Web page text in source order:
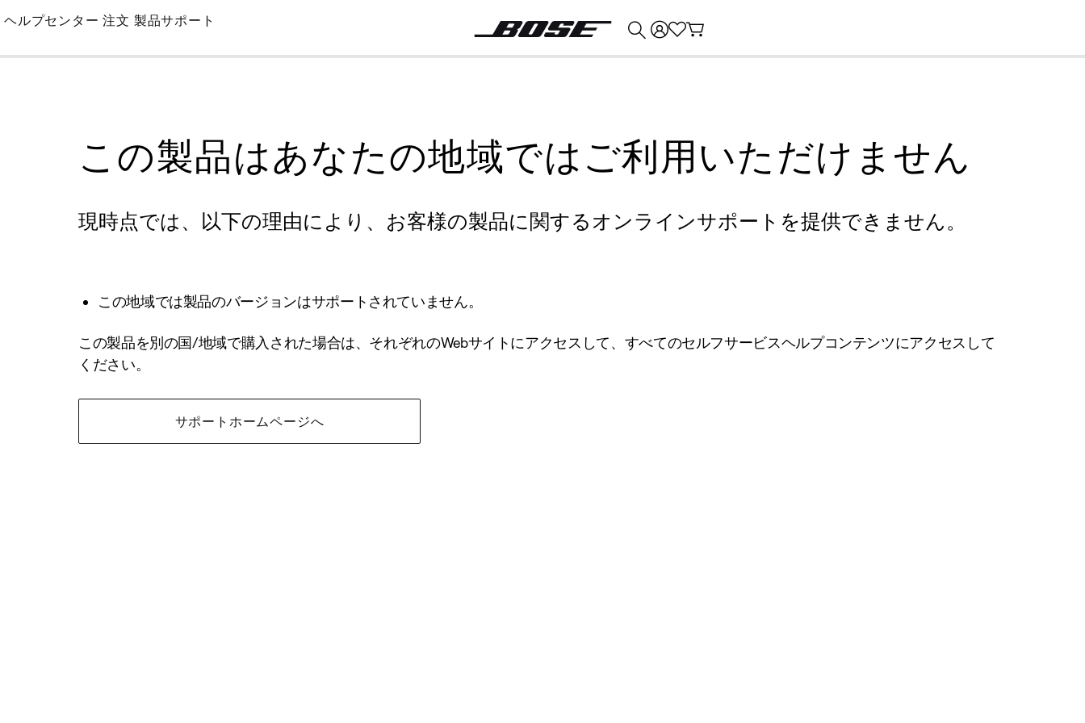
Skip
Main
ヘルプセンター 注文 製品サポート
この製品はあなたの地域ではご利用いただけません
現時点では、以下の理由により、お客様の製品に関するオンラインサポートを提供できません。
この地域では製品のバージョンはサポートされていません。
この製品を別の国/地域で購入された場合は、それぞれのWebサイトにアクセスして、すべてのセルフサービスヘルプコンテンツにアクセスして
ください。
サポートホームページへ